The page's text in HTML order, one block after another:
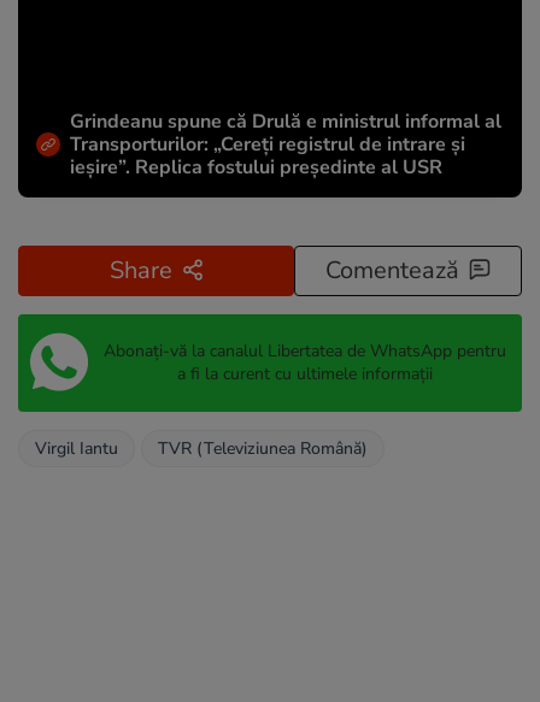
Grindeanu spune că Drulă e ministrul informal al
Transporturilor: „Cereți registrul de intrare și
ieșire”. Replica fostului președinte al USR
Share Comentează
Abonați-vă la canalul Libertatea de WhatsApp pentru
a fi la curent cu ultimele informații
Virgil Iantu TVR (Televiziunea Română)